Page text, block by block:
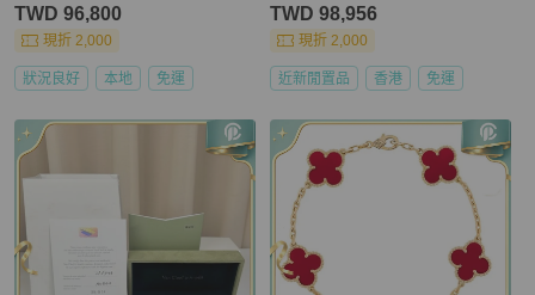
TWD 96,800
現折 2,000
狀況良好 本地 免運
TWD 98,956
現折 2,000
近新閒置品 香港 免運